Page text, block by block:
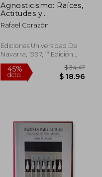
45%
Agnosticismo: Raíces,
Actitudes y
Consecuencias
Rafael Corazón
Ediciones Universidad De
Navarra, 1997, 1ª Edición,
Tapa Blanda, Nuevo